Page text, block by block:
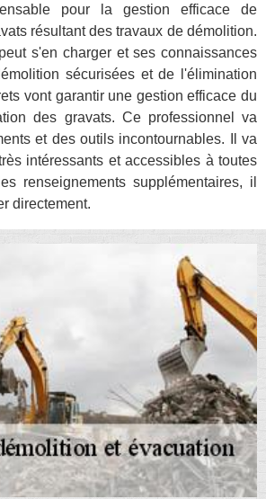
pour la gestion efficace de
résultant des travaux de démolition.
s'en charger et ses connaissances
sécurisées et de l'élimination
vont garantir une gestion efficace du
des gravats. Ce professionnel va
et des outils incontournables. Il va
intéressants et accessibles à toutes
renseignements supplémentaires, il
directement.